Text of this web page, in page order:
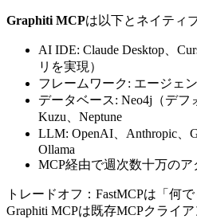
Graphiti MCPは以下とネイティ
AI IDE: Claude Desktop、
リを実現）
フレームワーク: エージェ
データベース: Neo4j（デフ
Kuzu、Neptune
LLM: OpenAI、Anthropic、
Ollama
MCP経由で週次数十万の
トレードオフ：FastMCPは「何
Graphiti MCPは既存MCPクライ